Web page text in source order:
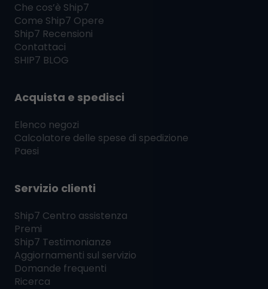
Che cos’è Ship7
Come Ship7 Opere
Ship7 Recensioni
Contattaci
SHIP7 BLOG
Acquista e spedisci
Elenco negozi
Calcolatore delle spese di spedizione
Paesi
Servizio clienti
Ship7 Centro assistenza
Premi
Ship7 Testimonianze
Aggiornamenti sul servizio
Domande frequenti
Ricerca